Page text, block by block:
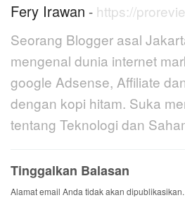
Fery Irawan - https://
Seorang Blogger asal
mengenal dunia internet
google Adsense, Affiliate
dengan kopi hitam. Suka
tentang Teknologi dan
Tinggalkan Balasan
Alamat email Anda tidak akan dipublikasikan.